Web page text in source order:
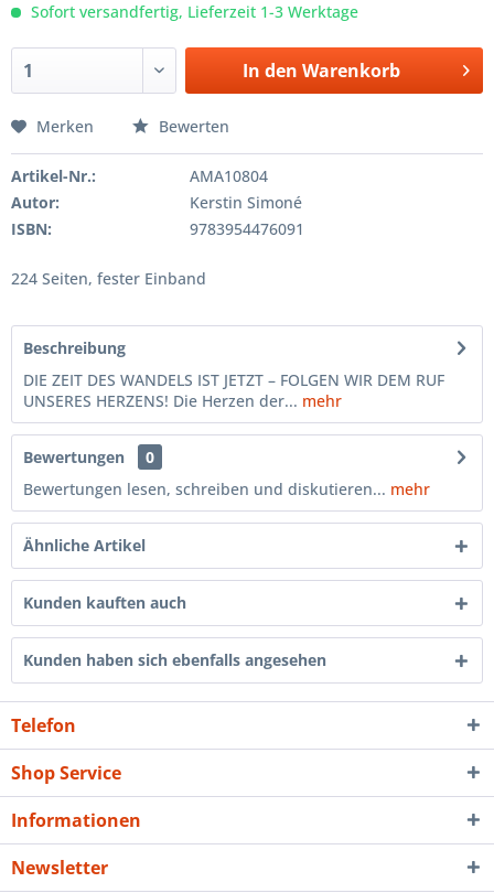
Sofort versandfertig, Lieferzeit 1-3 Werktage
In den Warenkorb
Merken Bewerten
Artikel-Nr.:
AMA10804
Autor:
Kerstin Simoné
ISBN:
9783954476091
224 Seiten, fester Einband
Beschreibung
DIE ZEIT DES WANDELS IST JETZT – FOLGEN WIR DEM RUF
UNSERES HERZENS! Die Herzen der... mehr
Bewertungen
0
Bewertungen lesen, schreiben und diskutieren... mehr
Ähnliche Artikel
Kunden kauften auch
Kunden haben sich ebenfalls angesehen
Telefon
Shop Service
Informationen
Newsletter